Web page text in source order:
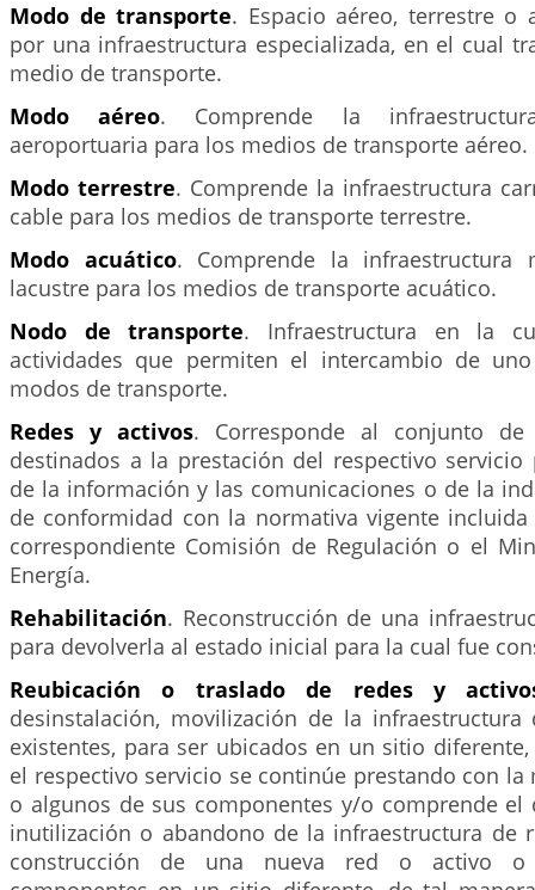
Modo de transporte. Espacio aéreo, terrestre o
por una infraestructura especializada, en el cual
medio de transporte.
Modo aéreo. Comprende la
aeroportuaria para los medios de transporte aéreo.
Modo terrestre. Comprende la infraestructura
cable para los medios de transporte terrestre.
Modo acuático. Comprende la infraestructura
lacustre para los medios de transporte acuático.
Nodo de transporte. Infraestructura en la
actividades que permiten el intercambio de
modos de transporte.
Redes y activos. Corresponde al conjunto de
destinados a la prestación del respectivo servicio
de la información y las comunicaciones o de la
de conformidad con la normativa vigente
correspondiente Comisión de Regulación o el
Energía.
Rehabilitación. Reconstrucción de una
para devolverla al estado inicial para la cual fue
Reubicación o traslado de redes y
desinstalación, movilización de la
existentes, para ser ubicados en un sitio
el respectivo servicio se continúe prestando con
o algunos de sus componentes y/o comprende el
inutilización o abandono de la infraestructura de
construcción de una nueva red o activo